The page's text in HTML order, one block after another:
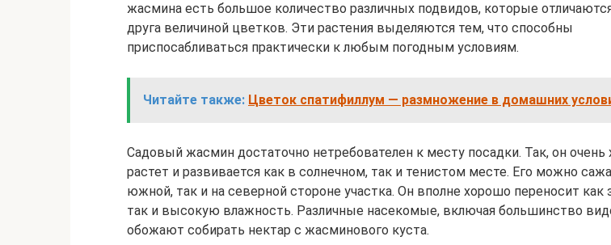
жасмина есть большое количество различных подвидов, которые
друга величиной цветков. Эти растения выделяются тем, что способны
приспосабливаться практически к любым погодным условиям.
Читайте также: Цветок спатифиллум — размножение в домашних
Садовый жасмин достаточно нетребователен к месту посадки. Так, он очень
растет и развивается как в солнечном, так и тенистом месте. Его можно
южной, так и на северной стороне участка. Он вполне хорошо переносит как
так и высокую влажность. Различные насекомые, включая большинство
обожают собирать нектар с жасминового куста.